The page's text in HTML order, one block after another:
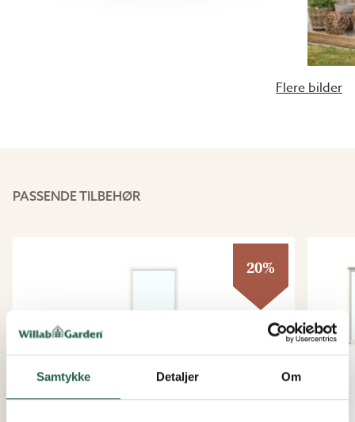
Samtykke Detaljer Om
Flere bilder
PASSENDE TILBEHØR
20%